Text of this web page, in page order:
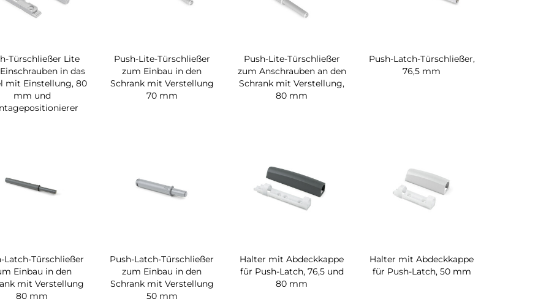
Türschließer Lite
in das
mit Einstellung, 80
mm und
Push-Lite-Türschließer
zum Einbau in den
Schrank mit Verstellung
70 mm
Push-Lite-Türschließer
zum Anschrauben an den
Schrank mit Verstellung,
80 mm
Push-Latch-Türschließer,
76,5 mm
Latch-Türschließer
Einbau in den
mit Verstellung
80 mm
Push-Latch-Türschließer
zum Einbau in den
Schrank mit Verstellung
50 mm
Halter mit Abdeckkappe
für Push-Latch, 76,5 und
80 mm
Halter mit Abdeckkappe
für Push-Latch, 50 mm